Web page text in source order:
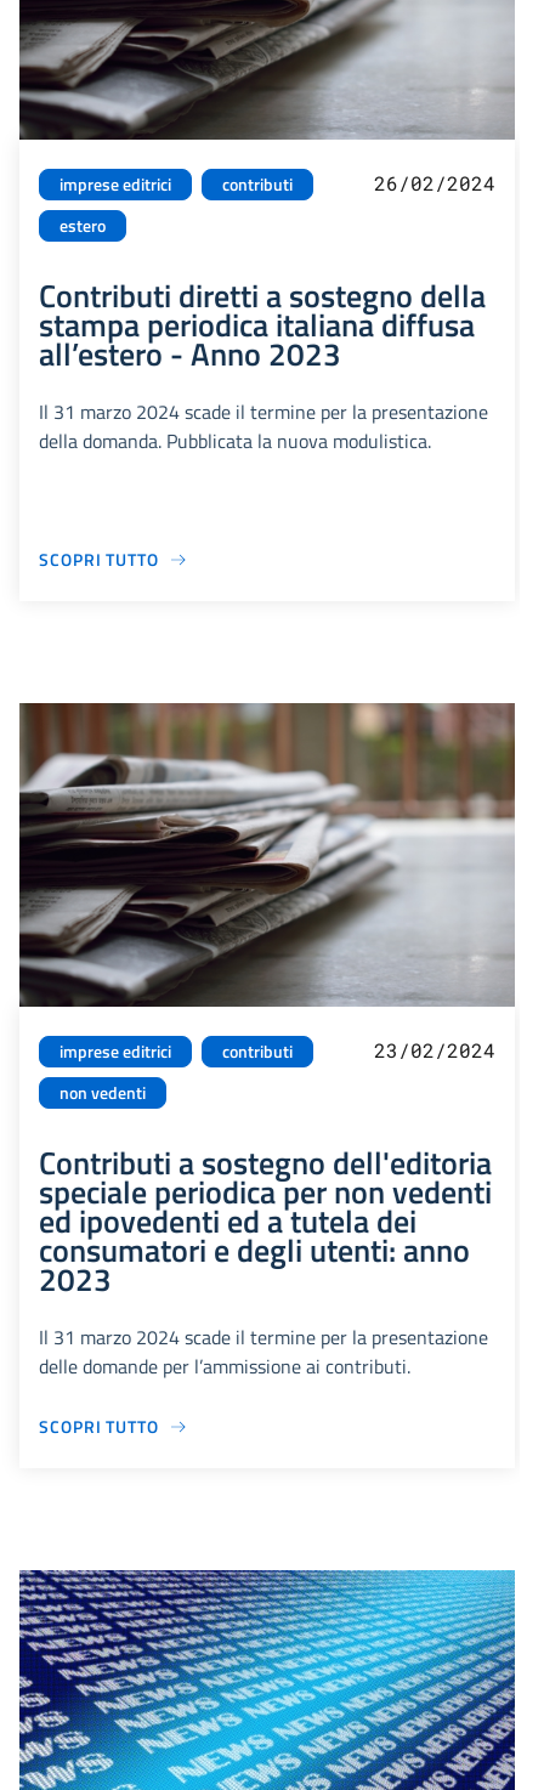
imprese editrici
contributi
estero
26/02/2024
Contributi diretti a sostegno della
stampa periodica italiana diffusa
all’estero - Anno 2023
Il 31 marzo 2024 scade il termine per la presentazione
della domanda. Pubblicata la nuova modulistica.
SCOPRI TUTTO
imprese editrici
contributi
non vedenti
23/02/2024
Contributi a sostegno dell'editoria
speciale periodica per non vedenti
ed ipovedenti ed a tutela dei
consumatori e degli utenti: anno
2023
Il 31 marzo 2024 scade il termine per la presentazione
delle domande per l’ammissione ai contributi.
SCOPRI TUTTO